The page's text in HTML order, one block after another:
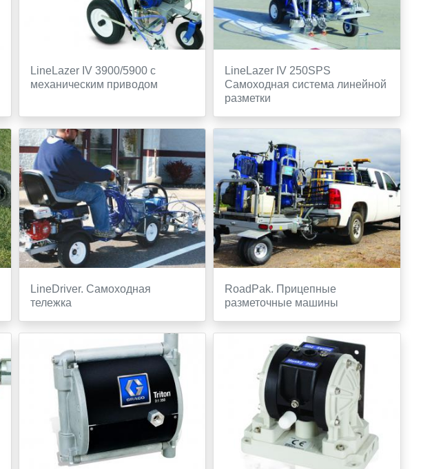
LineLazer IV 3900/5900 с
механическим приводом
LineLazer IV 250SPS
Самоходная система линейной
разметки
LineDriver. Самоходная
тележка
RoadPak. Прицепные
разметочные машины